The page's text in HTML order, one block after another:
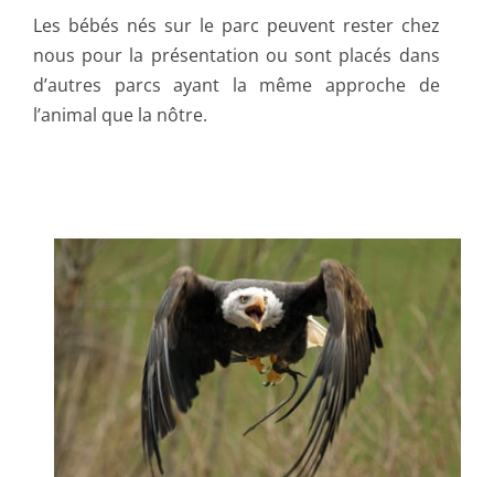
Les bébés nés sur le parc peuvent rester chez
nous pour la présentation ou sont placés dans
d’autres parcs ayant la même approche de
l’animal que la nôtre.